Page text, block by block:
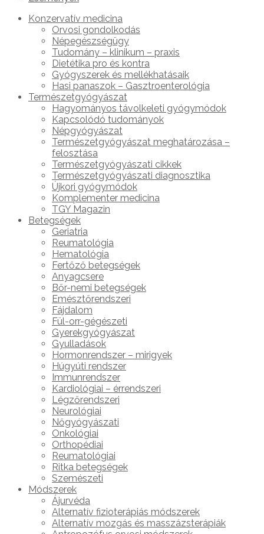
Konzervatív medicina
Orvosi gondolkodás
Népegészségügy
Tudomány – klinikum – praxis
Dietétika pro és kontra
Gyógyszerek és mellékhatásaik
Hasi panaszok – Gasztroenterológia
Természetgyógyászat
Hagyományos távolkeleti gyógymódok
Kapcsolódó tudományok
Népgyógyászat
Természetgyógyászat meghatározása –
felosztása
Természetgyógyászati cikkek
Természetgyógyászati diagnosztika
Újkori gyógymódok
Komplementer medicina
TGY Magazin
Betegségek
Geriatria
Reumatológia
Hematológia
Fertőző betegségek
Anyagcsere
Bőr-nemi betegségek
Emésztőrendszeri
Fájdalom
Fül-orr-gégészeti
Gyerekgyógyászat
Gyulladások
Hormonrendszer – mirigyek
Húgyúti rendszer
Immunrendszer
Kardiológiai – érrendszeri
Légzőrendszeri
Neurológiai
Nőgyógyászati
Onkológiai
Orthopédiai
Reumatológiai
Ritka betegségek
Szemészeti
Módszerek
Ájurvéda
Alternatív fizioterápiás módszerek
Alternatív mozgás és masszázsterápiák